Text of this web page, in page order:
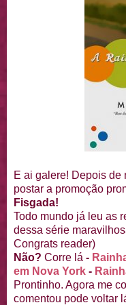
E ai galere! Depois de
postar a promoção
Fisgada!
Todo mundo já leu as
dessa série
Congrats reader)
Não? Corre lá -
em Nova York -
Prontinho. Agora me
comentou pode voltar